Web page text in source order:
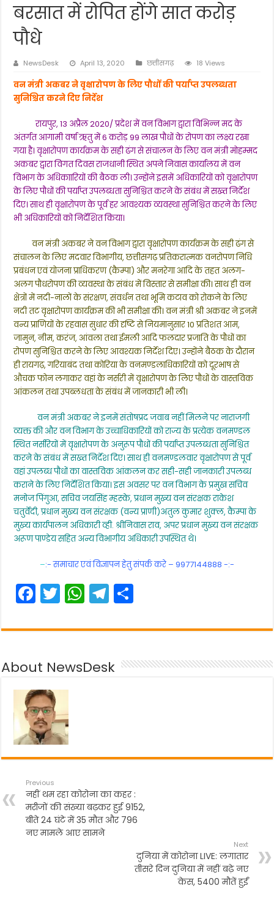
बरसात में रोपित होंगे सात करोड़
पौधे
NewsDesk April 13, 2020 छत्तीसगढ़ 18 Views
वन मंत्री अकबर ने वृक्षारोपण के लिए पौधों की पर्याप्त उपलब्धता
सुनिश्चित करने दिए निर्देश
रायपुर, 13 अप्रैल 2020/ प्रदेश में वन विभाग द्वारा विभिन्न मद के
अंतर्गत आगामी वर्षा ऋतु में 6 करोड़ 99 लाख पौधों के रोपण का लक्ष्य रखा
गया है। वृक्षारोपण कार्यक्रम के सही ढंग से संचालन के लिए वन मंत्री मोहम्मद
अकबर द्वारा विगत दिवस राजधानी स्थित अपने निवास कार्यालय में वन
विभाग के अधिकाारियों की बैठक ली। उन्होंने इसमें अधिकारियों को वृक्षारोपण
के लिए पौधों की पर्याप्त उपलब्धता सुनिश्चित करने के संबंध में सख्त निर्देश
दिए। साथ ही वृक्षारोपण के पूर्व हर आवश्यक व्यवस्था सुनिश्चित करने के लिए
भी अधिकारियों को निर्देशित किया।
वन मंत्री अकबर ने वन विभाग द्वारा वृक्षारोपण कार्यक्रम के सही ढंग से
संचालन के लिए मदवार विभागीय, छत्तीसगढ़ प्रतिकरात्मक वनरोपण निधि
प्रबंधन एवं योजना प्राधिकरण (कैम्पा) और मनरेगा आदि के तहत अलग-
अलग पौधरोपण की व्यवस्था के संबंध में विस्तार से समीक्षा की। साथ ही वन
क्षेत्रों में नदी-नालों के संरक्षण, संवर्धन तथा भूमि कटाव को रोकने के लिए
नदी तट वृक्षारोपण कार्यक्रम की भी समीक्षा की। वन मंत्री श्री अकबर ने इनमें
वन्य प्राणियों के रहवास सुधार की दृष्टि से नियमानुसार 10 प्रतिशत आम,
जामुन, नीम, करंज, आंवला तथा ईमली आदि फलदार प्रजाति के पौधों का
रोपण सुनिश्चित करने के लिए आवश्यक निर्देश दिए। उन्होंने बैठक के दौरान
ही रायगढ़, गरियाबंद तथा कोरिया के वनमण्डलाधिकारियों को दूरभाष से
औचक फोन लगाकर वहां के नर्सरी में वृक्षारोपण के लिए पौधों के वास्तविक
आंकलन तथा उपब्लधता के संबंध में जानकारी भी ली।
वन मंत्री अकबर ने इनमें संतोषप्रद जवाब नहीं मिलने पर नाराजगी
व्यक्त की और वन विभाग के उच्चाधिकारियों को राज्य के प्रत्येक वनमण्डल
स्थित नर्सरियों में वृक्षारोपण के अनुरूप पौधों की पर्याप्त उपलब्धता सुनिश्चित
करने के संबंध में सख्त निर्देश दिए। साथ ही वनमण्डलवार वृक्षारोपण से पूर्व
वहां उपलब्ध पौधों का वास्तविक आंकलन कर सही-सही जानकारी उपलब्ध
कराने के लिए निर्देशित किया। इस अवसर पर वन विभाग के प्रमुख सचिव
मनोज पिंगुआ, सचिव जयसिंह म्हस्के, प्रधान मुख्य वन संरक्षक राकेश
चतुर्वेदी, प्रधान मुख्य वन संरक्षक (वन्य प्राणी)अतुल कुमार शुक्ल, कैम्पा के
मुख्य कार्यपालन अधिकारी व्ही. श्रीनिवास राव, अपर प्रधान मुख्य वन संरक्षक
अरूण पाण्डेय सहित अन्य विभागीय अधिकारी उपस्थित थे।
–:- समाचार एवं विज्ञापन हेतु संपर्क करे – 9977144888 -:-
F
a
c
b
o
o
k
T
w
itt
W
h
a
A
T
el
e
a
ar
About NewsDesk
Previous
नहीं थम रहा कोरोना का कहर :
मरीजों की संख्या बढ़कर हुई 9152,
बीते 24 घंटे में 35 मौत और 796
नए मामले आए सामने
Next
दुनिया में कोरोना LIVE: लगातार
तीसरे दिन दुनिया में नहीं बढ़े नए
केस, 5400 मौतें हुईं